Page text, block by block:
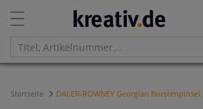
Startseite DALER-ROWNEY Georgian